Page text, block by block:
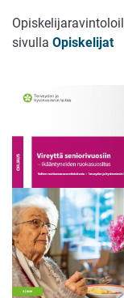
sivulla Opiskelijat